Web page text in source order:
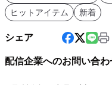
ヒットアイテム
新着
シェア
配信企業へのお問い合わ